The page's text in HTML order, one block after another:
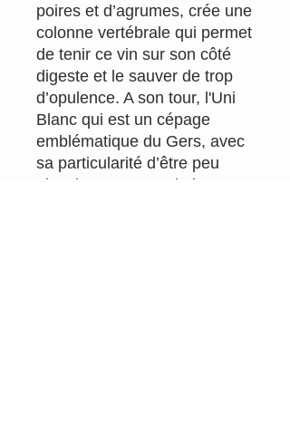
poires et d’agrumes, crée une
colonne vertébrale qui permet
de tenir ce vin sur son côté
digeste et le sauver de trop
d’opulence. A son tour, l'Uni
Blanc qui est un cépage
emblématique du Gers, avec
sa particularité d’être peu
alcooleux apporte de la